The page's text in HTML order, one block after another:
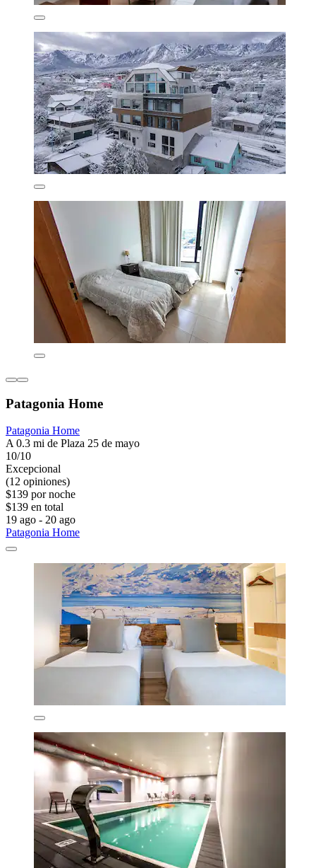
Patagonia Home
Patagonia Home
A 0.3 mi de Plaza 25 de mayo
10/10
Excepcional
(12 opiniones)
$139 por noche
$139 en total
19 ago - 20 ago
Patagonia Home